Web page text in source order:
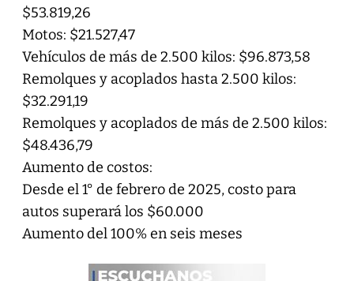
$53.819,26
Motos: $21.527,47
Vehículos de más de 2.500 kilos: $96.873,58
Remolques y acoplados hasta 2.500 kilos:
$32.291,19
Remolques y acoplados de más de 2.500 kilos:
$48.436,79
Aumento de costos:
Desde el 1° de febrero de 2025, costo para
autos superará los $60.000
Aumento del 100% en seis meses